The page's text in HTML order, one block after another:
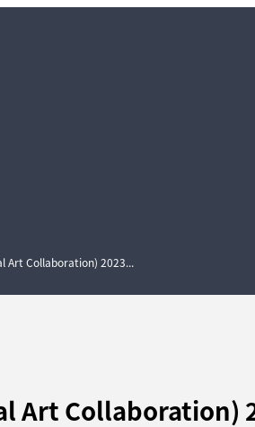
Art Collaboration) 2023...
Art Collaboration)